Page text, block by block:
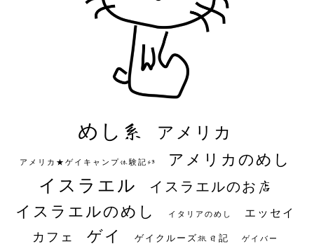
めし系 アメリカ
アメリカ★ゲイキャンプ体験記S3 アメリカのめし
イスラエル イスラエルのお店
イスラエルのめし イタリアのめし エッセイ
カフェ ゲイ ゲイクルーズ旅日記 ゲイバー